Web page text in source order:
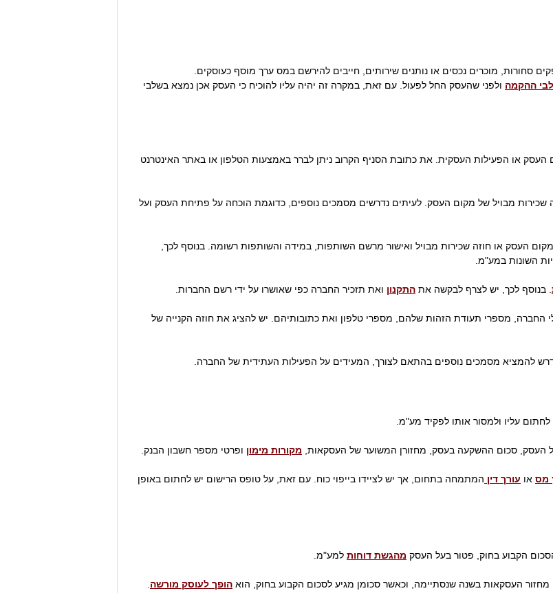
סחורות, מוכרים נכסים או נותנים שירותים, חייבים להירשם במס ערך מוסף כעוסקים.
ההקמה ולפני שהעסק החל לפעול. עם זאת, במקרה זה יהיה עליו להוכיח כי העסק אכן נמצא בשלבי
העסק או הפעילות העסקית. את כתובת הסניף הקרוב ניתן לברר באמצעות הטלפון או באתר האינטרנט
שכירות מבויל של מקום העסק. לעיתים נדרשים מסמכים נוספים, כדוגמת הוכחה על פתיחת העסק ועל
העסק או חוזה שכירות מבויל ואישור מרשם השותפות, במידה והשותפות רשומה. בנוסף לכך,
השונות במע"מ.
. בנוסף לכך, יש לצרף לבקשה את התקנון ואת תזכיר החברה כפי שאושרו על ידי רשם החברות.
מספרי תעודת הזהות שלהם, מספרי טלפון ואת כתובותיהם. יש להציג את חוזה הקנייה של
להמציא מסמכים נוספים בהתאם לצורך, המעידים על הפעילות העתידית של החברה.
העסק, סכום ההשקעה בעסק, מחזורן המשוער של העסקאות, מקורות מימון ופרטי מספר חשבון הבנק.
מס או עורך דין המתמחה בתחום, אך יש לציידו בייפוי כוח. עם זאת, על טופס הרישום יש לחתום באופן
הקבוע בחוק, פטור בעל העסק מהגשת דוחות למע"מ.
העסקאות בשנה שנסתיימה, וכאשר סכומן מגיע לסכום הקבוע בחוק, הוא הופך לעוסק מורשה